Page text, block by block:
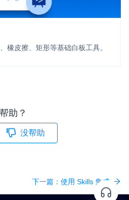
橡皮擦、矩形等基础白板工具。
助？
没帮助
下一篇： 使用 Skills 集成